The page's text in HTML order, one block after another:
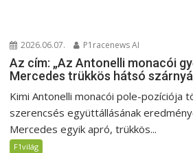
2026.06.07. P1racenews AI
Az cím: „Az Antonelli monacói
Mercedes trükkös hátsó
Kimi Antonelli monacói pole-pozíciója
szerencsés együttállásának
Mercedes egyik apró, trükkös...
F1világ